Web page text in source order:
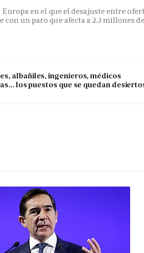
Europa en el que el desajuste entre
con un paro que afecta a 2,3 millones
albañiles, ingenieros, médicos
los puestos que se quedan